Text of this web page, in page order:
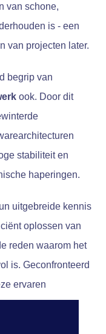
van schone,
is - een
van projecten later.
begrip van
ook. Door dit
stabiliteit en
haperingen.
uitgebreide kennis
oplossen van
reden waarom het
is. Geconfronteerd
ervaren
hun
te bieden -